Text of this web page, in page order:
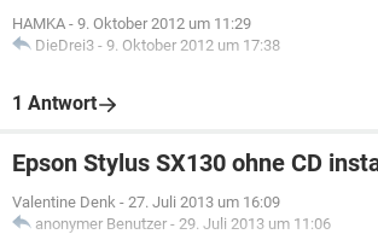
HAMKA - 9. Oktober 2012 um 11:29
DieDrei3 - 9. Oktober 2012 um 17:38
1 Antwort
Epson Stylus SX130 ohne CD
Valentine Denk - 27. Juli 2013 um 16:09
anonymer Benutzer - 29. Juli 2013 um 11:06